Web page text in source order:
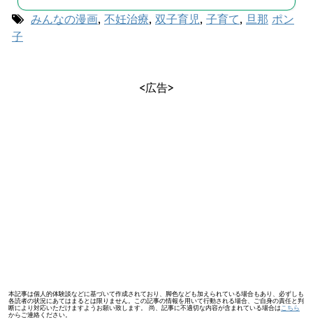
みんなの漫画, 不妊治療, 双子育児, 子育て, 旦那 ポン
子
<広告>
本記事は個人的体験談などに基づいて作成されており、脚色なども加えられている場合もあり、必ずしも
各読者の状況にあてはまるとは限りません。この記事の情報を用いて行動される場合、ご自身の責任と判
断により対応いただけますようお願い致します。 尚、記事に不適切な内容が含まれている場合は こちら
からご連絡ください。